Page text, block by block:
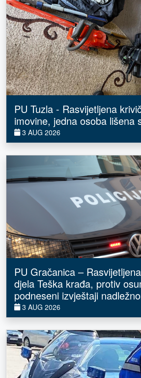
PU Tuzla - Rasvijetljena
imovine, jedna osoba lišena
3 AUG 2026
PU Gračanica –
djela Teška krađa, protiv
podneseni izvještaji
3 AUG 2026